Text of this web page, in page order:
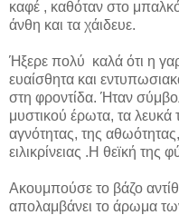
καφέ , καθόταν στο
άνθη και τα χάιδευε.
Ήξερε πολύ καλά ότι η
ευαίσθητα και
στη φροντίδα. Ήταν
μυστικού έρωτα, τα λευκά
αγνότητας, της
ειλικρίνειας .Η θεϊκή της
Ακουμπούσε το βάζο
απολαμβάνει το άρωμα